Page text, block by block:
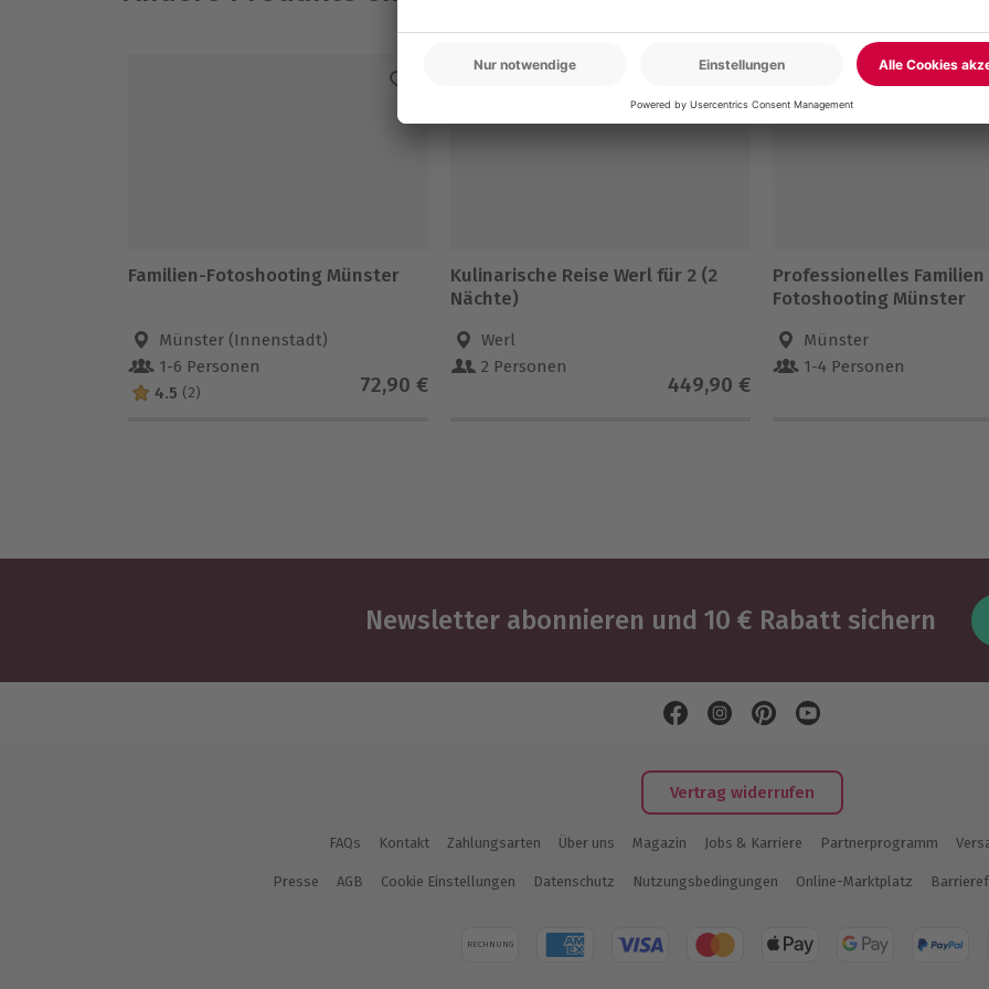
Familien-Fotoshooting Münster
Münster (Innenstadt)
1-6 Personen
4.5 (2) 72,90 €
Kulinarische Reise Werl für 2 (2
Nächte)
Werl
2 Personen
449,90 €
-15% CLUB DEAL
Professionelles Familien
Fotoshooting Münster
Münster
1-4 Personen
Newsletter abonnieren und 10 € Rabatt sichern
Vertrag widerrufen
FAQs Kontakt Zahlungsarten Über uns Magazin Jobs & Karriere Partnerprogramm
Presse AGB Cookie Einstellungen Datenschutz Nutzungsbedingungen Online-Marktplatz
RECHNUNG